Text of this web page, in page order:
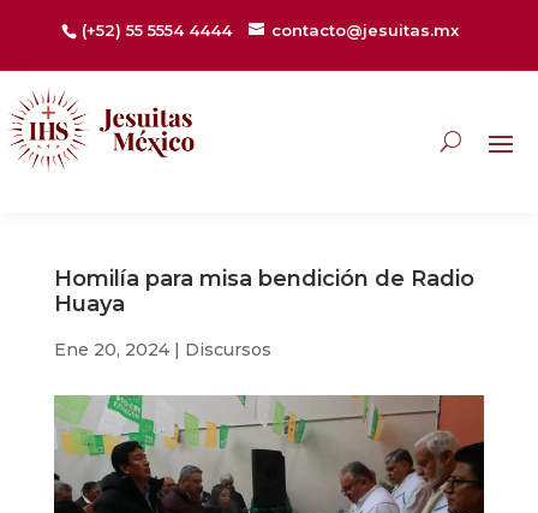
(+52) 55 5554 4444 contacto@jesuitas.mx
Homilía para misa bendición de Radio
Huaya
Ene 20, 2024| Discursos